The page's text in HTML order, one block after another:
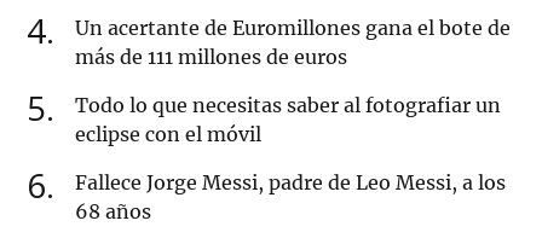
4
Un acertante de Euromillones gana el bote de
más de 111 millones de euros
5
Todo lo que necesitas saber al fotografiar un
eclipse con el móvil
6
Fallece Jorge Messi, padre de Leo Messi, a los
68 años